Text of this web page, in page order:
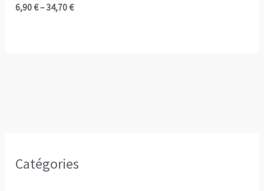
Catégories
6,90€–34,70€
Plage